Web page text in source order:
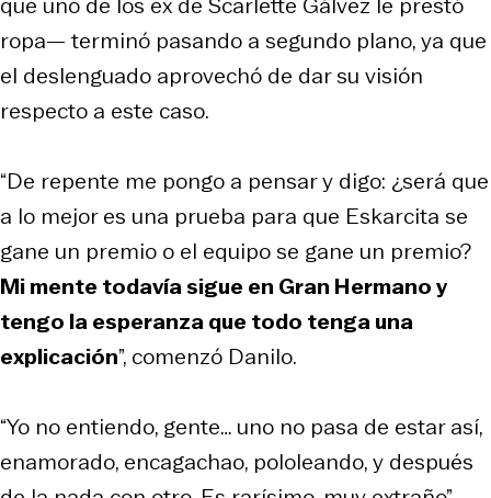
ropa— terminó pasando a segundo plano, ya que
el deslenguado aprovechó de dar su visión
respecto a este caso.
“De repente me pongo a pensar y digo: ¿será que
a lo mejor es una prueba para que Eskarcita se
gane un premio o el equipo se gane un premio?
Mi mente todavía sigue en Gran Hermanoy
tengo la esperanza que todo tenga una
explicación”, comenzó Danilo.
“Yo no entiendo, gente… uno no pasa de estar así,
enamorado, encagachao, pololeando, y después